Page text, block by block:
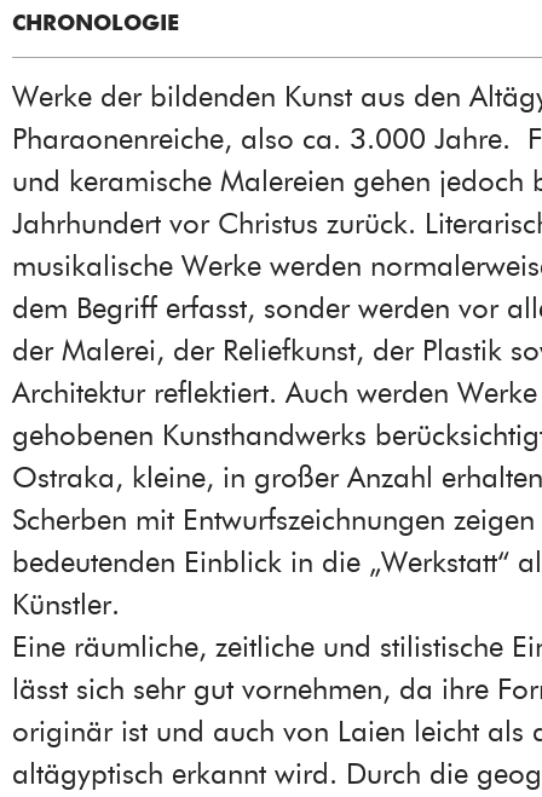
CHRONOLOGIE
Werke der bildenden Kunst aus den
Pharaonenreiche, also ca. 3.000 Jahre.
und keramische Malereien gehen jedoch
Jahrhundert vor Christus zurück.
musikalische Werke werden
dem Begriff erfasst, sonder werden vor
der Malerei, der Reliefkunst, der Plastik
Architektur reflektiert. Auch werden
gehobenen Kunsthandwerks
Ostraka, kleine, in großer Anzahl
Scherben mit Entwurfszeichnungen
bedeutenden Einblick in die „Werkstatt“
Künstler.
Eine räumliche, zeitliche und stilistische
lässt sich sehr gut vornehmen, da ihre
originär ist und auch von Laien leicht als
altägyptisch erkannt wird. Durch die